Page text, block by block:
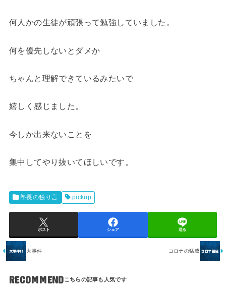
何人かの生徒が頑張って勉強していました。
何を優先しないとダメか
ちゃんと理解できているみたいで
嬉しく感じました。
今しか出来ないことを
集中してやり抜いてほしいです。
塾長の独り言 pickup
ポスト シェア 送る
大事件 コロナの猛威
RECOMMEND